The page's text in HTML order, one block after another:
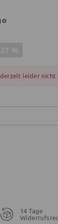
leider nicht
14 Tage